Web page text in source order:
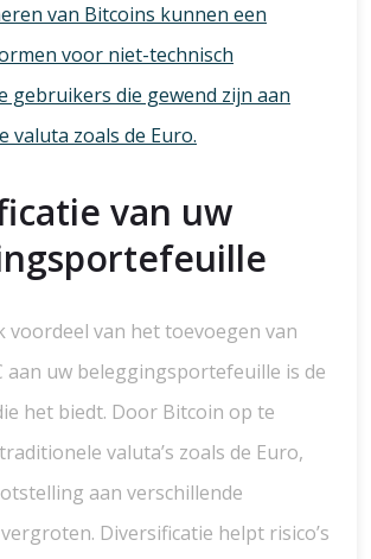
van Bitcoins kunnen een
voor niet-technisch
gebruikers die gewend zijn aan
valuta zoals de Euro.
van uw
voordeel van het toevoegen van
aan uw beleggingsportefeuille is de
het biedt. Door Bitcoin op te
valuta’s zoals de Euro,
aan verschillende
Diversificatie helpt risico’s